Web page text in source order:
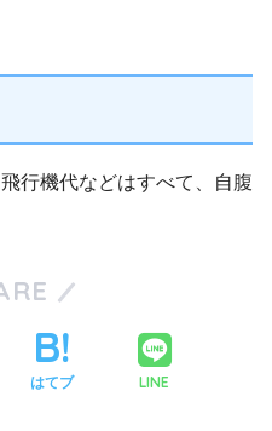
行機代などはすべて、自腹
はてブ LINE